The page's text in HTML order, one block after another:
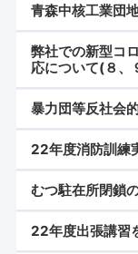
青森中核工業団
弊社での新型コ
応について(８、
暴力団等反社会
22年度消防訓練
むつ駐在所閉鎖
22年度出張講習